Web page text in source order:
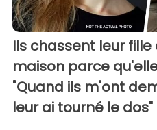
Ils chassent leur fille
maison parce
"Quand ils m'ont
leur ai tourné le dos"